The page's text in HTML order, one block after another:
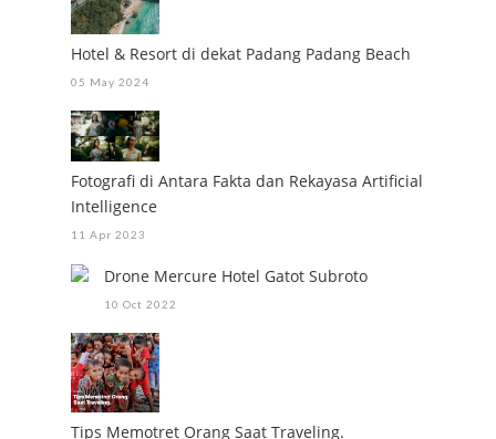
Hotel & Resort di dekat Padang Padang Beach
05 May 2024
Fotografi di Antara Fakta dan Rekayasa Artificial
Intelligence
11 Apr 2023
Drone Mercure Hotel Gatot Subroto
10 Oct 2022
Tips Memotret Orang Saat Traveling.